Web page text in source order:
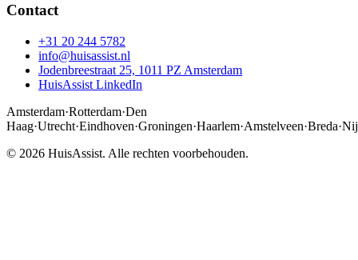
Contact
+31 20 244 5782
info@huisassist.nl
Jodenbreestraat 25, 1011 PZ Amsterdam
HuisAssist LinkedIn
Amsterdam·Rotterdam·Den
Haag·Utrecht·Eindhoven·Groningen·Haarlem·Amstelveen·Breda·
© 2026 HuisAssist. Alle rechten voorbehouden.